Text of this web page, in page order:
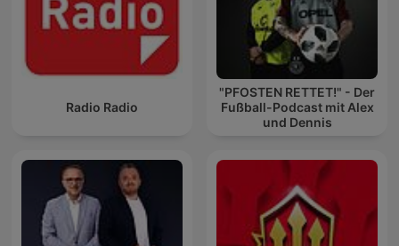
Radio Radio
"PFOSTEN RETTET!" - Der
Fußball-Podcast mit Alex
und Dennis